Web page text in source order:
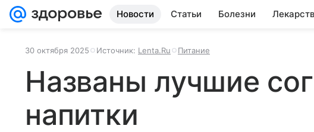
Новости Статьи Болезни
30 октября 2025 Источник: Lenta.Ru Питание
Названы лучшие
напитки